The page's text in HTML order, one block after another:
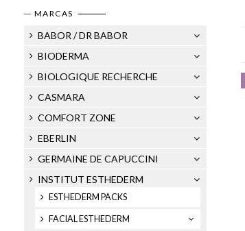
MARCAS
BABOR / DR BABOR
BIODERMA
BIOLOGIQUE RECHERCHE
CASMARA
COMFORT ZONE
EBERLIN
GERMAINE DE CAPUCCINI
INSTITUT ESTHEDERM
ESTHEDERM PACKS
FACIAL ESTHEDERM